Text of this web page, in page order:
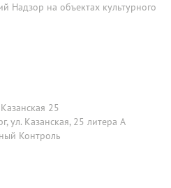
Надзор на объектах культурного
25
ул. Казанская, 25 литера А
Контроль